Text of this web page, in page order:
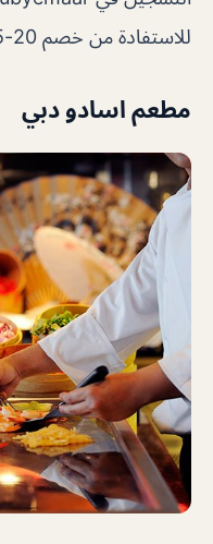
للاستفادة من خصم 20-25 ٪.
مطعم اسادو دبي